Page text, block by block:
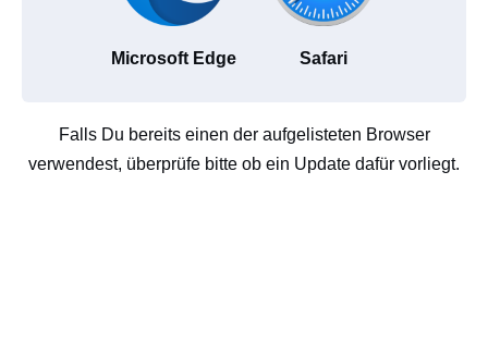
Microsoft Edge Safari
Falls Du bereits einen der aufgelisteten Browser
verwendest, überprüfe bitte ob ein Update dafür vorliegt.